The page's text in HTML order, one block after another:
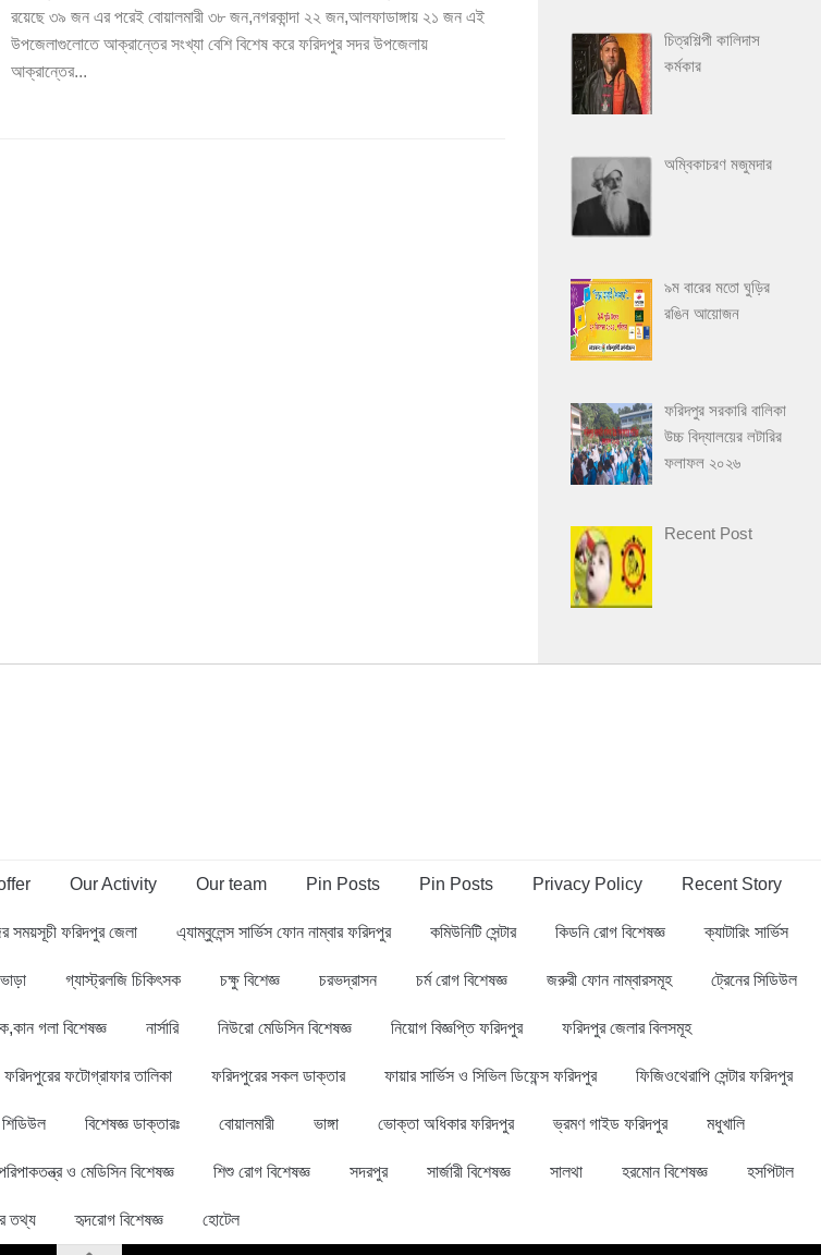
রয়েছে ৩৯ জন এর পরেই বোয়ালমারী ৩৮ জন,নগরকান্দা ২২ জন,আলফাডাঙ্গায় ২১ জন এই
উপজেলাগুলোতে আক্রান্তের সংখ্যা বেশি বিশেষ করে ফরিদপুর সদর উপজেলায়
আক্রান্তের...
চিত্রশিল্পী কালিদাস
কর্মকার
অম্বিকাচরণ মজুমদার
৯ম বারের মতো ঘুড়ির
রঙিন আয়োজন
ফরিদপুর সরকারি বালিকা
উচ্চ বিদ্যালয়ের লটারির
ফলাফল ২০২৬
Recent Post
Our Activity Our team Pin Posts Pin Posts Privacy Policy Recent Story
সময়সূচী ফরিদপুর জেলা এ্যাম্বুলেন্স সার্ভিস ফোন নাম্বার ফরিদপুর কমিউনিটি সেন্টার কিডনি রোগ বিশেষজ্ঞ ক্যাটারিং সার্ভিস
গ্যাস্ট্রলজি চিকিৎসক চক্ষু বিশেজ্ঞ চরভদ্রাসন চর্ম রোগ বিশেষজ্ঞ জরুরী ফোন নাম্বারসমূহ ট্রেনের সিডিউল
গলা বিশেষজ্ঞ নার্সারি নিউরো মেডিসিন বিশেষজ্ঞ নিয়োগ বিজ্ঞপ্তি ফরিদপুর ফরিদপুর জেলার বিলসমূহ
ফরিদপুরের ফটোগ্রাফার তালিকা ফরিদপুরের সকল ডাক্তার ফায়ার সার্ভিস ও সিভিল ডিফেন্স ফরিদপুর ফিজিওথেরাপি সেন্টার ফরিদপুর
শিডিউল বিশেষজ্ঞ ডাক্তারঃ বোয়ালমারী ভাঙ্গা ভোক্তা অধিকার ফরিদপুর ভ্রমণ গাইড ফরিদপুর মধুখালি
ও মেডিসিন বিশেষজ্ঞ শিশু রোগ বিশেষজ্ঞ সদরপুর সার্জারী বিশেষজ্ঞ সালথা হরমোন বিশেষজ্ঞ হসপিটাল
তথ্য হৃদরোগ বিশেষজ্ঞ হোটেল